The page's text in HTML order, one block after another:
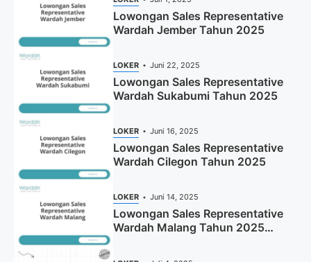
Lowongan Sales Representative
Wardah Jember Tahun 2025
LOKER Juni 22, 2025
Lowongan Sales Representative
Wardah Sukabumi Tahun 2025
LOKER Juni 16, 2025
Lowongan Sales Representative
Wardah Cilegon Tahun 2025
LOKER Juni 14, 2025
Lowongan Sales Representative
Wardah Malang Tahun 2025